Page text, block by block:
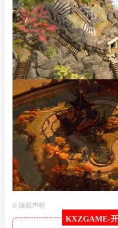
© 版权声明
KXZGAME-